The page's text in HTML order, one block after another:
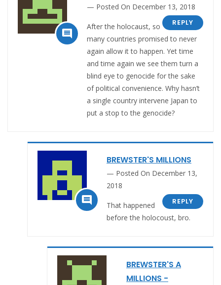

Posted On December 13, 2018
REPLY
After the holocaust, so
many countries promised to never
again allow it to happen. Yet time
and time again we see them turn a
blind eye to genocide for the sake
of political convenience. Why hasn’t
a single country intervene Japan to
put a stop to the genocide?

BREWSTER'S MILLIONS
Posted On December 13,
2018
REPLY
That happened
before the holocoust, bro.
BREWSTER'S A
MILLIONS -